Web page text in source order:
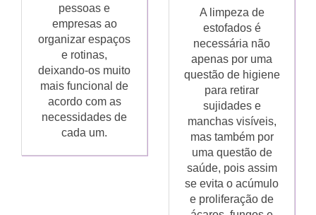
pessoas e
empresas ao
organizar espaços
e rotinas,
deixando-os muito
mais funcional de
acordo com as
necessidades de
cada um.
A limpeza de
estofados é
necessária não
apenas por uma
questão de higiene
para retirar
sujidades e
manchas visíveis,
mas também por
uma questão de
saúde, pois assim
se evita o acúmulo
e proliferação de